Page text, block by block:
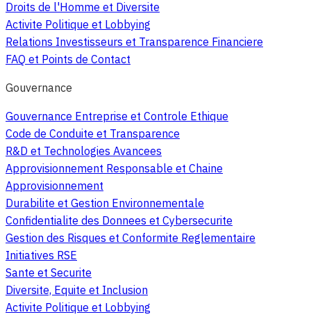
Droits de l'Homme et Diversite
Activite Politique et Lobbying
Relations Investisseurs et Transparence Financiere
FAQ et Points de Contact
Gouvernance
Gouvernance Entreprise et Controle Ethique
Code de Conduite et Transparence
R&D et Technologies Avancees
Approvisionnement Responsable et Chaine
Approvisionnement
Durabilite et Gestion Environnementale
Confidentialite des Donnees et Cybersecurite
Gestion des Risques et Conformite Reglementaire
Initiatives RSE
Sante et Securite
Diversite, Equite et Inclusion
Activite Politique et Lobbying